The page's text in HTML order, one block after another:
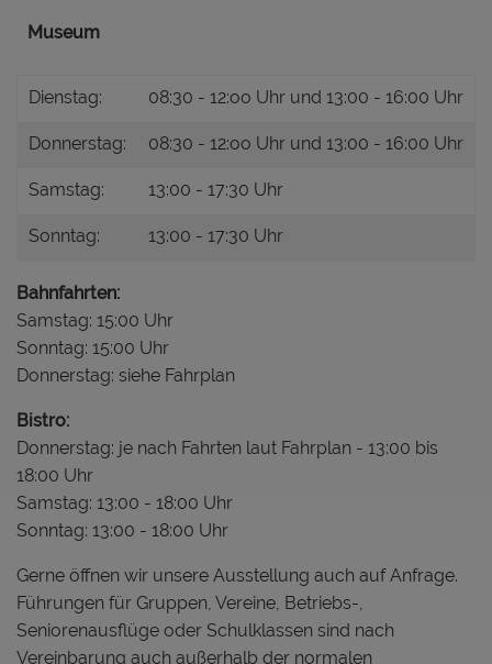
Museum
Dienstag: 08:30 - 12:oo Uhr und 13:00 - 16:00 Uhr
Donnerstag: 08:30 - 12:oo Uhr und 13:00 - 16:00 Uhr
Samstag: 13:00 - 17:30 Uhr
Sonntag: 13:00 - 17:30 Uhr
Bahnfahrten:
Samstag: 15:00 Uhr
Sonntag: 15:00 Uhr
Donnerstag: siehe Fahrplan
Bistro:
Donnerstag: je nach Fahrten laut Fahrplan - 13:00 bis
18:00 Uhr
Samstag: 13:00 - 18:00 Uhr
Sonntag: 13:00 - 18:00 Uhr
Gerne öffnen wir unsere Ausstellung auch auf Anfrage.
Führungen für Gruppen, Vereine, Betriebs-,
Seniorenausflüge oder Schulklassen sind nach
Vereinbarung auch außerhalb der normalen